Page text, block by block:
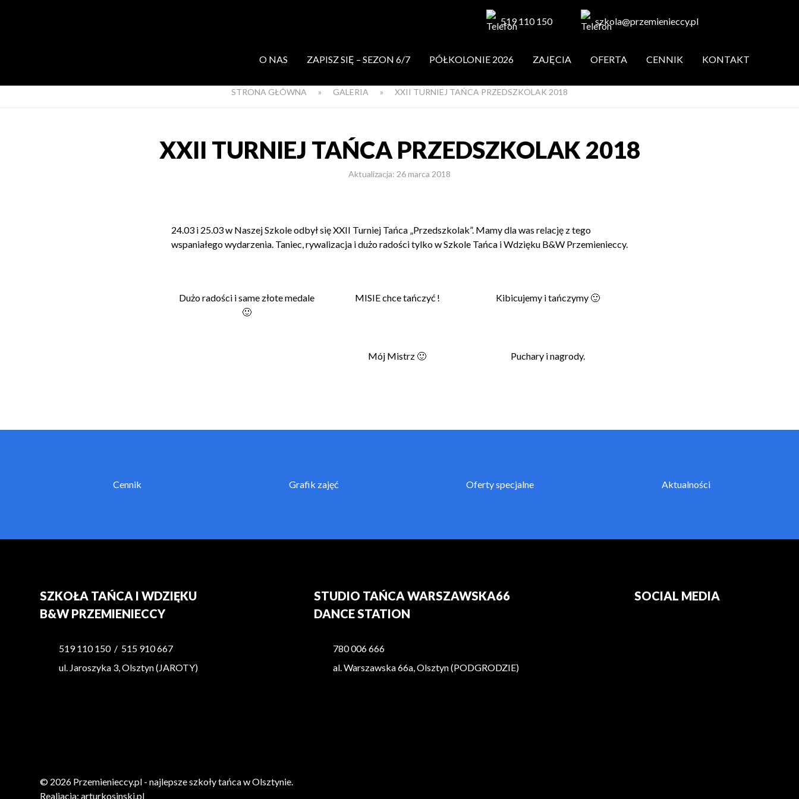
519 110 150 szkola@przemienieccy.pl
O NAS ZAPISZ SIĘ – SEZON 6/7 PÓŁKOLONIE 2026 ZAJĘCIA OFERTA CENNIK KONTAKT
STRONA GŁÓWNA » GALERIA » XXII TURNIEJ TAŃCA PRZEDSZKOLAK 2018
XXII TURNIEJ TAŃCA PRZEDSZKOLAK 2018
Aktualizacja: 26 marca 2018
24.03 i 25.03 w Naszej Szkole odbył się XXII Turniej Tańca „Przedszkolak”. Mamy dla was relację z tego
wspaniałego wydarzenia. Taniec, rywalizacja i dużo radości tylko w Szkole Tańca i Wdzięku B&W Przemienieccy.
Dużo radości i same złote medale
🙂
MISIE chce tańczyć ! Kibicujemy i tańczymy 🙂
Mój Mistrz 🙂 Puchary i nagrody.
Cennik Grafik zajęć Oferty specjalne Aktualności
SZKOŁA TAŃCA I WDZIĘKU
B&W PRZEMIENIECCY
519 110 150 / 515 910 667
ul. Jaroszyka 3, Olsztyn (JAROTY)
STUDIO TAŃCA WARSZAWSKA66
DANCE STATION
780 006 666
al. Warszawska 66a, Olsztyn (PODGRODZIE)
SOCIAL MEDIA
© 2026 Przemienieccy.pl - najlepsze szkoły tańca w Olsztynie.
Realiacja:arturkosinski.pl